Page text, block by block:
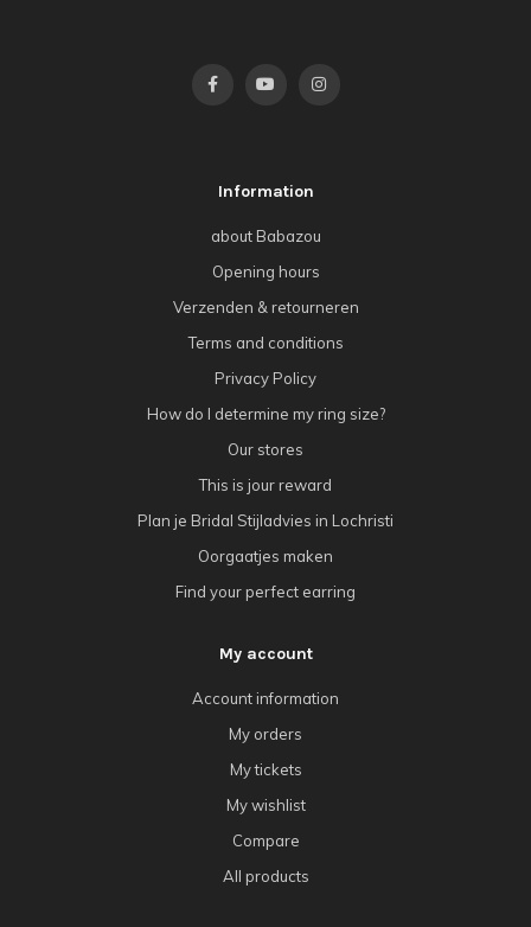
Information
about Babazou
Opening hours
Verzenden & retourneren
Terms and conditions
Privacy Policy
How do I determine my ring size?
Our stores
This is jour reward
Plan je Bridal Stijladvies in Lochristi
Oorgaatjes maken
Find your perfect earring
My account
Account information
My orders
My tickets
My wishlist
Compare
All products